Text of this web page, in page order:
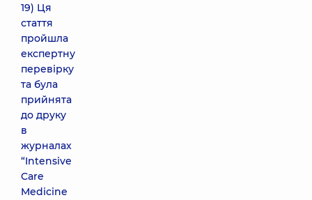
19) Ця
стаття
пройшла
експертну
перевірку
та була
прийнята
до друку
в
журналах
“Intensive
Care
Medicine